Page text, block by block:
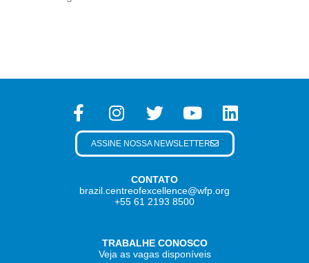
CONTATO
brazil.centreofexcellence@wfp.org
+55 61 2193 8500
TRABALHE CONOSCO
Veja as vagas disponíveis
ASSINE NOSSA NEWSLETTER